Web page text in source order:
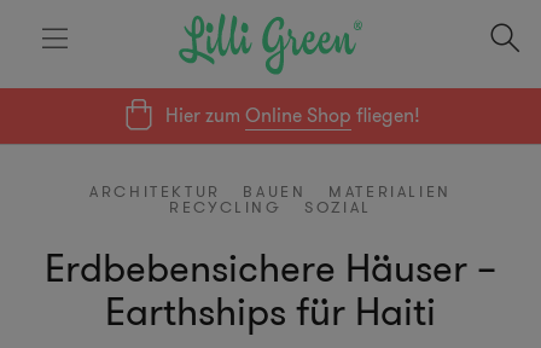
Hier zumOnline Shop fliegen!
ARCHITEKTUR BAUEN MATERIALIEN
RECYCLING SOZIAL
Erdbebensichere Häuser –
Earthships für Haiti